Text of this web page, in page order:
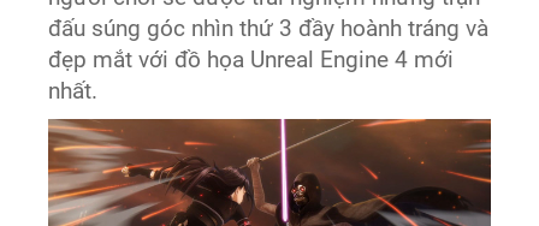
đấu súng góc nhìn thứ 3 đầy hoành tráng và
đẹp mắt với đồ họa Unreal Engine 4 mới
nhất.